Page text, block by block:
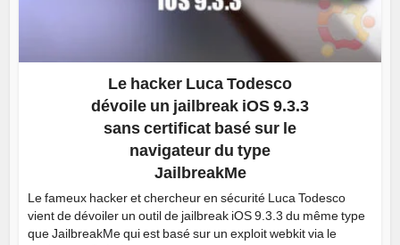
Le hacker Luca Todesco
dévoile un jailbreak iOS 9.3.3
sans certificat basé sur le
navigateur du type
JailbreakMe
Le fameux hacker et chercheur en sécurité Luca Todesco
vient de dévoiler un outil de jailbreak iOS 9.3.3 du même type
que JailbreakMe qui est basé sur un exploit webkit via le